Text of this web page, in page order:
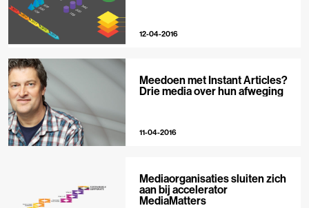
12-04-2016
Meedoen met Instant Articles?
Drie media over hun afweging
11-04-2016
Mediaorganisaties sluiten zich
aan bij accelerator
MediaMatters